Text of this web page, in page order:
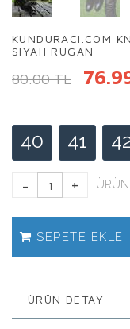
KUNDURACI.COM
SIYAH RUGAN
80.00 TL
40 41
SEPETE EKLE
ÜRÜN DETAY